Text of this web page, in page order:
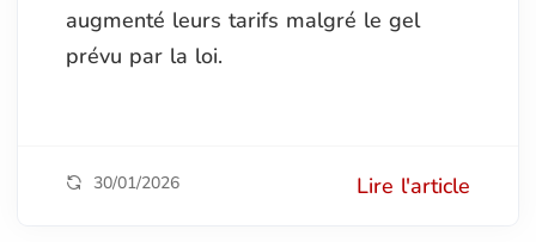
augmenté leurs tarifs malgré le gel
prévu par la loi.
30/01/2026 Lire l'article